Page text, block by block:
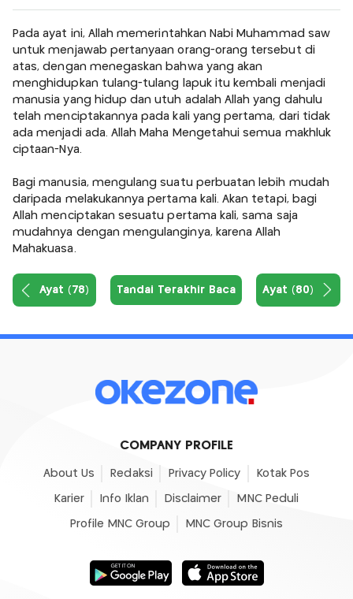
Pada ayat ini, Allah memerintahkan Nabi Muhammad saw
untuk menjawab pertanyaan orang-orang tersebut di
atas, dengan menegaskan bahwa yang akan
menghidupkan tulang-tulang lapuk itu kembali menjadi
manusia yang hidup dan utuh adalah Allah yang dahulu
telah menciptakannya pada kali yang pertama, dari tidak
ada menjadi ada. Allah Maha Mengetahui semua makhluk
ciptaan-Nya.
Bagi manusia, mengulang suatu perbuatan lebih mudah
daripada melakukannya pertama kali. Akan tetapi, bagi
Allah menciptakan sesuatu pertama kali, sama saja
mudahnya dengan mengulanginya, karena Allah
Mahakuasa.
Ayat (78) Tandai Terakhir Baca Ayat (80)
COMPANY PROFILE
About Us Redaksi Privacy Policy Kotak Pos
Karier Info Iklan Disclaimer MNC Peduli
Profile MNC Group MNC Group Bisnis